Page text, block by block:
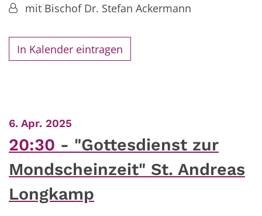
mit Bischof Dr. Stefan Ackermann
In Kalender eintragen
6. Apr. 2025
20:30
"Gottesdienst zur
Mondscheinzeit" St. Andreas
Longkamp